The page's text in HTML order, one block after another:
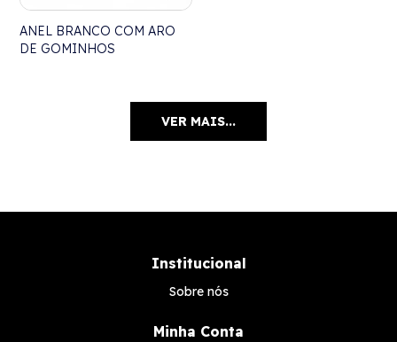
ANEL BRANCO COM ARO
DE GOMINHOS
VER MAIS...
Institucional
Sobre nós
Minha Conta